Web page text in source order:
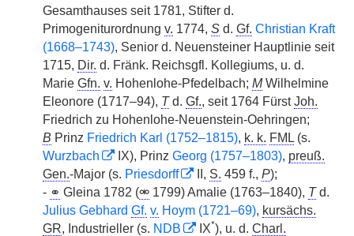
Gesamthauses seit 1781, Stifter d.
Primogeniturordnung v. 1774, S d. Gf. Christian Kraft
(1668–1743), Senior d. Neuensteiner Hauptlinie seit
1715, Dir. d. Fränk. Reichsgfl. Kollegiums, u. d.
Marie Gfn. v. Hohenlohe-Pfedelbach; MWilhelmine
Eleonore (1717–94), Td. Gf., seit 1764 FürstJoh.
Friedrich zu Hohenlohe-Neuenstein-Oehringen;
B Prinz Friedrich Karl (1752–1815), k. k. FML (s.
Wurzbach
IX), Prinz Georg (1757–1803), preuß.
Gen.-Major (s. Priesdorff II, S. 459 f., P);
- ⚭ Gleina 1782 (⚮ 1799) Amalie (1763–1840), Td.
Julius Gebhard Gf. v. Hoym (1721–69), kursächs.
GR, Industrieller (s. NDB IX*), u. d. Charl.